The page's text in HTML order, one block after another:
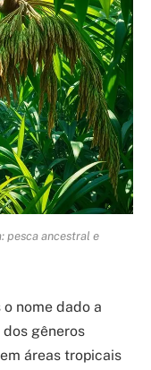
pesca ancestral e
nome dado a
gêneros
áreas tropicais